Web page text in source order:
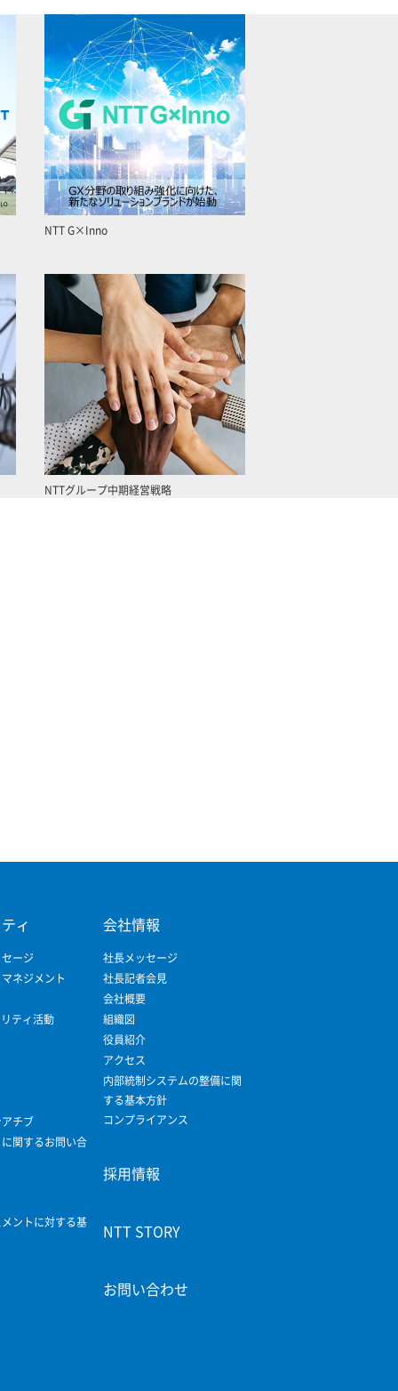
NTT G×Inno
NTTグループ中期経営戦略
ィ
ージ
ネジメント
ティ活動
チブ
関するお問い合
ントに対する基
会社情報
社長メッセージ
社長記者会見
会社概要
組織図
役員紹介
アクセス
内部統制システムの整備に関
する基本方針
コンプライアンス
採用情報
NTT STORY
お問い合わせ